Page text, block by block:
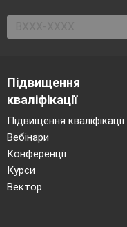
Підвищення
кваліфікації
Підвищення кваліфікації
Вебінари
Конференції
Курси
Вектор